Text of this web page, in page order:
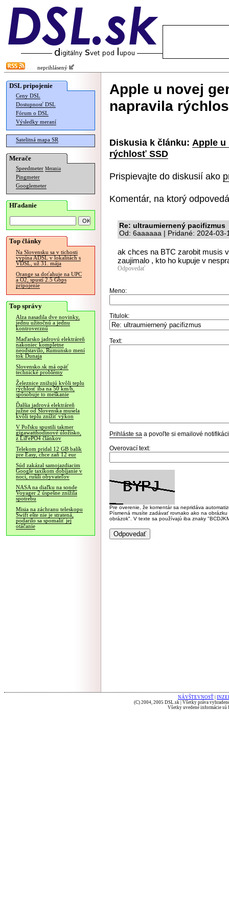
neprihlásený
DSL pripojenie
Ceny DSL
Dostupnosť DSL
Fórum o DSL
Výsledky meraní
Satelitná mapa SR
Merače
Speedmeter Merania
Pingmeter
Googlemeter
Hľadanie
Top články
Na Slovensku sa v tichosti
vypína ADSL v lokalitách s
VDSL, už 31. mája
Orange sa doťahuje na UPC
a O2, spustí 2.5 Gbps
pripojenie
Top správy
Alza nasadila dve novinky,
jednu užitočnú a jednu
kontroverznú
Maďarsko jadrovú elektráreň
nakoniec kompletne
neodstavilo, Rumunsko mení
tok Dunaja
Slovensko.sk má opäť
technické problémy
Železnice znižujú kvôli teplu
rýchlosť iba na 50 km/h,
spôsobuje to meškanie
Ďalšia jadrová elektráreň
južne od Slovenska musela
kvôli teplu znížiť výkon
V Poľsku spustili takmer
gigawatthodinové úložisko,
z LiFePO4 článkov
Telekom pridal 12 GB balík
pre Easy, chce zaň 12 eur
Súd zakázal samojazdiacim
Google taxíkom dobíjanie v
noci, rušili obyvateľov
NASA na diaľku na sonde
Voyager 2 úspešne znížila
spotrebu
Misia na záchranu teleskopu
Swift ešte nie je stratená,
podarilo sa spomaliť jej
otáčanie
Apple u novej
napravila
Diskusia k článku: Apple u
rýchlosť SSD
Prispievajte do diskusií ako
Komentár, na ktorý
Re: ultraumiernený pacifizmus
Od: 6aaaaaa | Pridané: 2024-03-
ak chces na BTC zarobit musis
zaujimalo , kto ho kupuje v
Odpovedať
Meno:
Titulok:
Text:
Prihláste sa a povoľte si emailové
Overovací text:
Pre overenie, že komentár sa nepridáva
Písmená musíte zadávať rovnako ako na
obrázok". V texte sa používajú iba znaky
NÁVŠTEVNOSŤ
(C) 2004, 2005 DSL.sk | Všetky práva
Všetky uvedené informácie sú